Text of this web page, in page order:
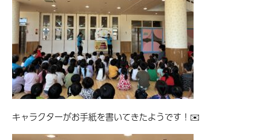
キャラクターがお手紙を書いてきたようです！✉️